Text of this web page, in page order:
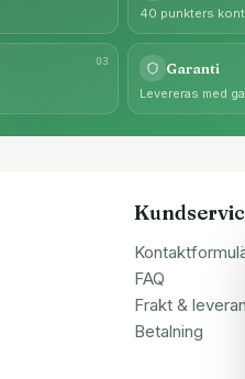
40 punkters
03 Garanti
Levereras med
Kontaktformulär
FAQ
Frakt & leverans
Betalning